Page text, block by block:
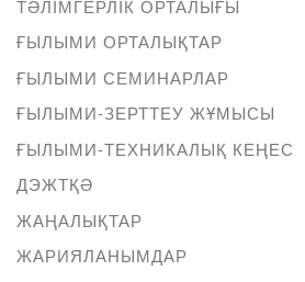
ТӘЛІМГЕРЛІК ОРТАЛЫҒЫ
ҒЫЛЫМИ ОРТАЛЫҚТАР
ҒЫЛЫМИ СЕМИНАРЛАР
ҒЫЛЫМИ-ЗЕРТТЕУ ЖҰМЫСЫ
ҒЫЛЫМИ-ТЕХНИКАЛЫҚ КЕҢЕС
ДЭЖТҚӘ
ЖАҢАЛЫҚТАР
ЖАРИЯЛАНЫМДАР